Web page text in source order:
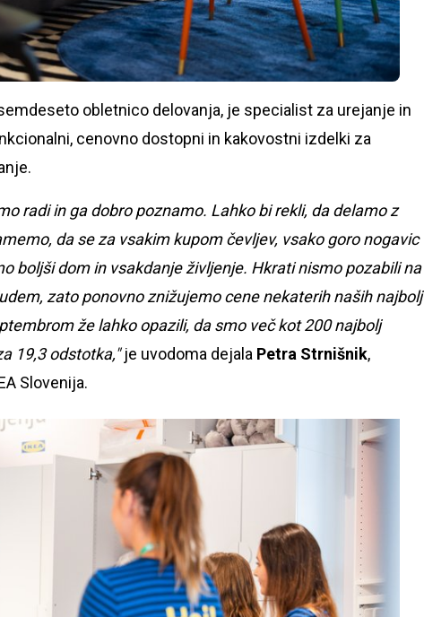
obletnico delovanja, je specialist za urejanje in
cenovno dostopni in kakovostni izdelki za
radi in ga dobro poznamo. Lahko bi rekli, da delamo z
da se za vsakim kupom čevljev, vsako goro nogavic
boljši dom in vsakdanje življenje. Hkrati nismo pozabili na
zato ponovno znižujemo cene nekaterih naših najbolj
že lahko opazili, da smo več kot 200 najbolj
19,3 odstotka,"je uvodoma dejala Petra Strnišnik,
Slovenija.